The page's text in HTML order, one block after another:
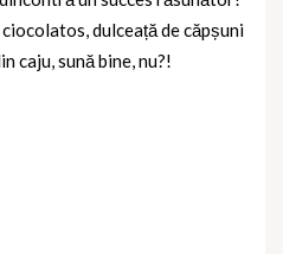
dulceață de căpșuni
caju, sună bine, nu?!